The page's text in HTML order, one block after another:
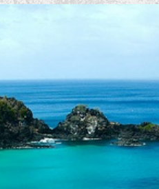
トラベル
サッカー